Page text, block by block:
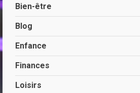
Bien-être
Blog
Enfance
Finances
Loisirs